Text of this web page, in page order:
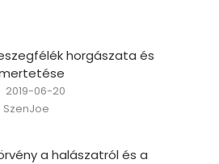
horgászata és
Posted on
2019-06-20
Author
SzenJoe
a halászatról és a